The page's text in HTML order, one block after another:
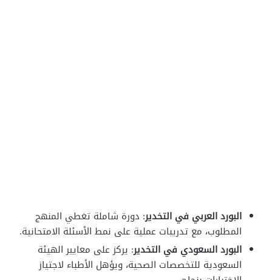
البورد العربي في التخدير: دورة شاملة تغطي المنهج
المطلوب، مع تدريبات عملية على نمط الأسئلة الامتحانية.
البورد السعودي في التخدير: يركز على معايير الهيئة
السعودية للتخصصات الصحية، ويؤهل الأطباء لاجتياز